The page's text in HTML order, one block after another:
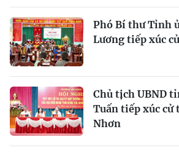
Phó Bí thư Tỉnh
Lương tiếp xúc
Chủ tịch UBND
Tuấn tiếp xúc cử
Nhơn